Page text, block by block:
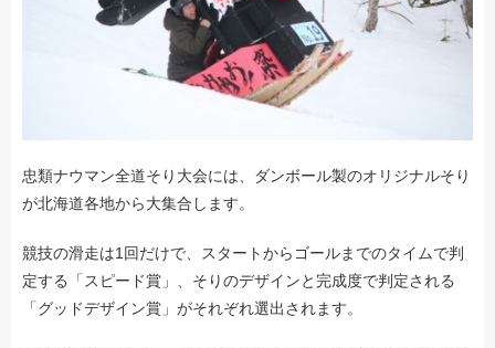
忠類ナウマン全道そり大会には、ダンボール製のオリジナルそり
が北海道各地から大集合します。
競技の滑走は1回だけで、スタートからゴールまでのタイムで判
定する「スピード賞」、そりのデザインと完成度で判定される
「グッドデザイン賞」がそれぞれ選出されます。